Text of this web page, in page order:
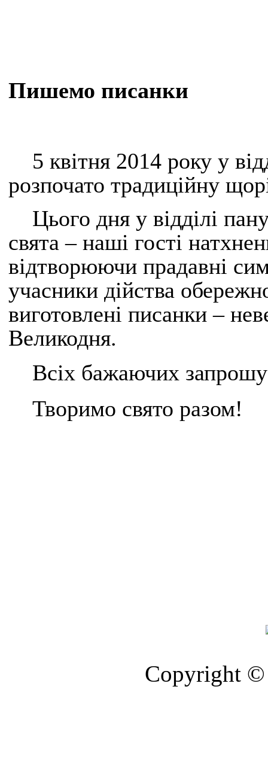
Пишемо писанки
5 квітня 2014 року у
розпочато традиційну
Цього дня у відділі
свята – наші гості
відтворюючи прадавні
учасники дійства
виготовлені писанки –
Великодня.
Всіх бажаючих
Творимо свято разом!
Copyright ©